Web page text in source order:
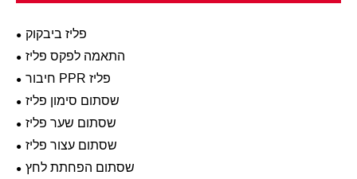
פליז ביבקוק
התאמה לפקס פליז
חיבור PPR פליז
שסתום סימון פליז
שסתום שער פליז
שסתום עצור פליז
שסתום הפחתת לחץ